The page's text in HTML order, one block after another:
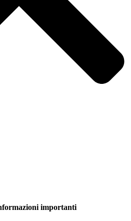
importanti